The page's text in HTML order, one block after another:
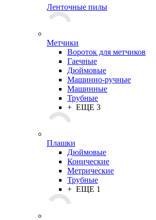
Ленточные пилы
Метчики
Вороток для метчиков
Гаечные
Дюймовые
Машинно-ручные
Машинные
Трубные
+ ЕЩЕ 3
Плашки
Дюймовые
Конические
Метрические
Трубные
+ ЕЩЕ 1